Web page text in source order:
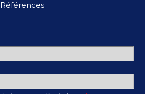
Références